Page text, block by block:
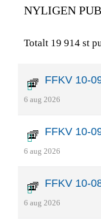
NYLIGEN
Totalt 19 914 st
FFKV 10-
6 aug 2026
FFKV 10-
6 aug 2026
FFKV 10-
6 aug 2026